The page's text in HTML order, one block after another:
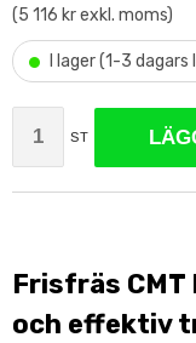
(5 116 kr exkl. moms)
• I lager (1-3
ST
Frisfräs CMT
och effektiv